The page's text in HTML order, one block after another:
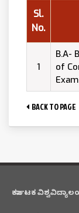
Sl.
No.
1
B.A-
of
BACK TO PAGE
ಕರ್ನಾಟಕ